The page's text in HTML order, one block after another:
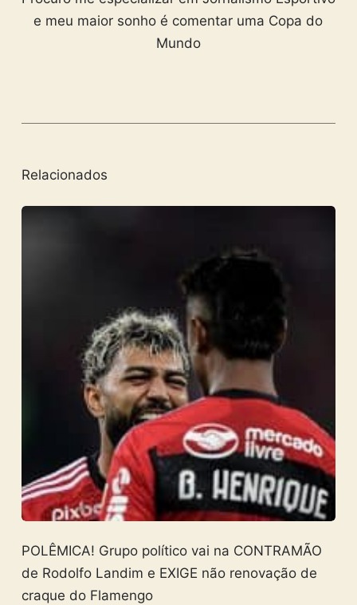
e meu maior sonho é comentar uma Copa do
Mundo
Relacionados
POLÊMICA! Grupo político vai na CONTRAMÃO
de Rodolfo Landim e EXIGE não renovação de
craque do Flamengo